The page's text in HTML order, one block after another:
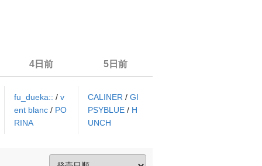
4日前
fu_dueka:: / v
ent blanc / PO
RINA
5日前
CALINER/GI
PSYBLUE/ H
UNCH